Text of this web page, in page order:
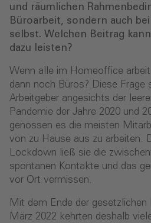
und räumlichen
Büroarbeit, sondern auch
selbst. Welchen Beitrag
dazu leisten?
Wenn alle im Homeoffice
dann noch Büros? Diese Frage
Arbeitgeber angesichts der
Pandemie der Jahre 2020 und
genossen es die meisten
von zu Hause aus zu arbeiten.
Lockdown ließ sie die
spontanen Kontakte und das
vor Ort vermissen.
Mit dem Ende der
März 2022 kehrten deshalb